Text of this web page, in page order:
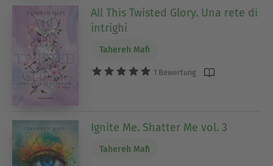
All This Twisted Glory. Una rete di
intrighi
Tahereh Mafi
1 Bewertung
Ignite Me. Shatter Me vol. 3
Tahereh Mafi